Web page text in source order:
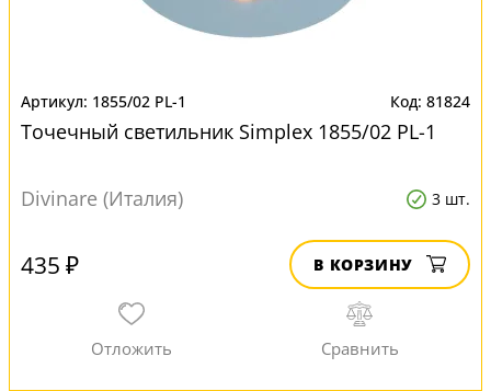
1855/02 PL-1 81824
Точечный светильник Simplex 1855/02 PL-1
Divinare (Италия) 3 шт.
435 ₽ В КОРЗИНУ